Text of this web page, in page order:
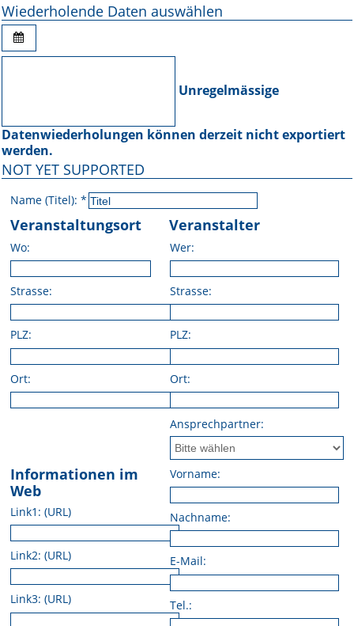
Wiederholende Daten auswählen
Unregelmässige
Datenwiederholungen können derzeit nicht exportiert
werden.
NOT YET SUPPORTED
Name (Titel): *
Veranstaltungsort Veranstalter
Wo:
Strasse:
PLZ:
Ort:
Wer:
Strasse:
PLZ:
Ort:
Informationen im
Web
Link1: (URL)
Link2: (URL)
Link3: (URL)
Ansprechpartner:
Vorname:
Nachname:
E-Mail:
Tel.: